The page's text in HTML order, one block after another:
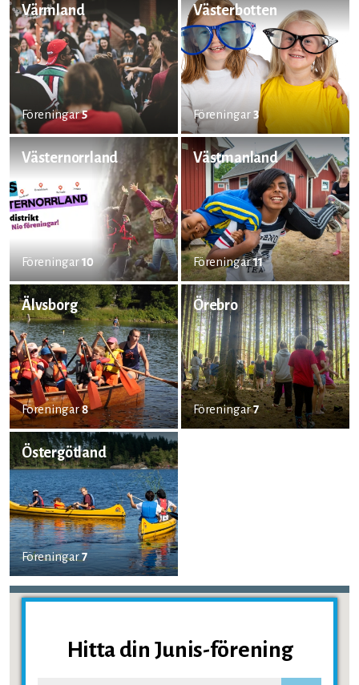
Värmland
Föreningar5
Västerbotten
Föreningar3
Västernorrland
Föreningar10
Västmanland
Föreningar11
Älvsborg
Föreningar8
Örebro
Föreningar7
Östergötland
Föreningar7
Hitta din Junis-förening